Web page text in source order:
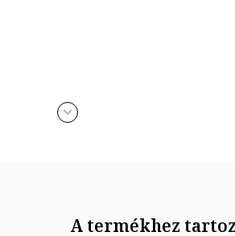
A termékhez